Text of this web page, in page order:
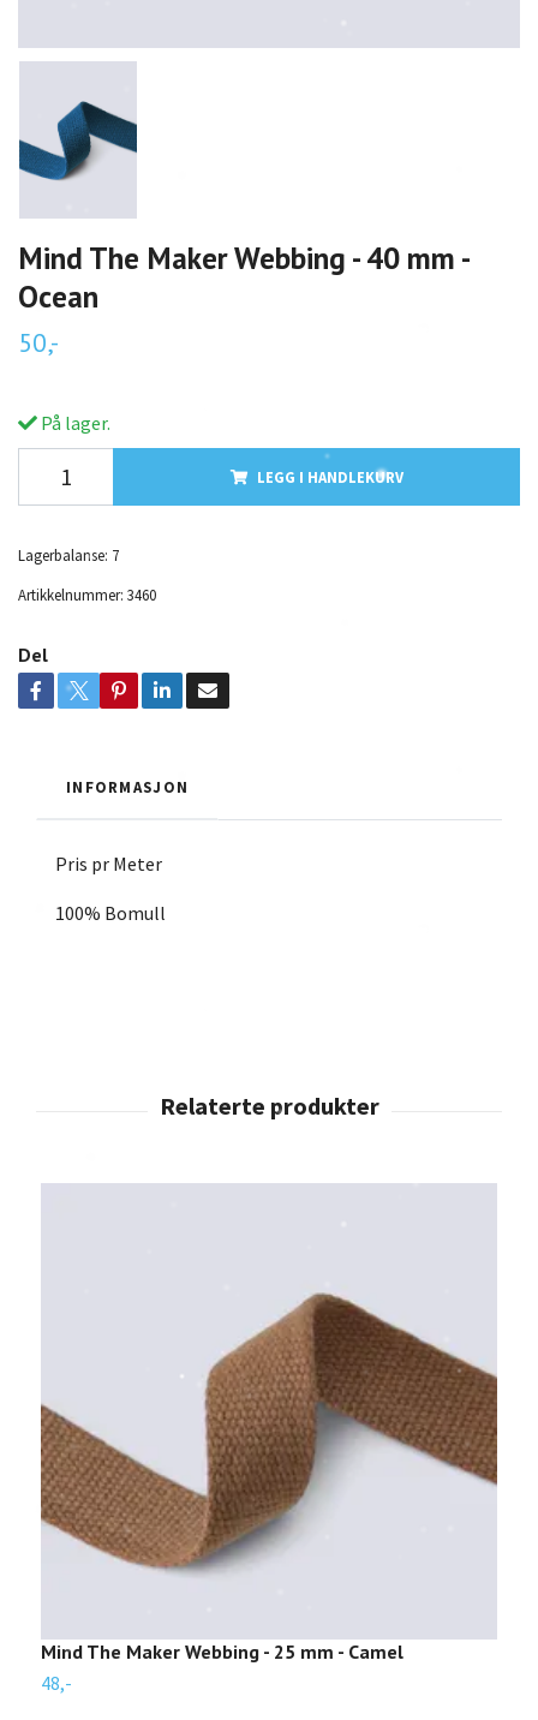
Mind The Maker Webbing - 40 mm -
Ocean
50,-
På lager.
LEGG I HANDLEKURV
Lagerbalanse: 7
Artikkelnummer: 3460
Del
INFORMASJON
Pris pr Meter
100% Bomull
Mind The Maker Webbing - 25 mm - Camel
48,-